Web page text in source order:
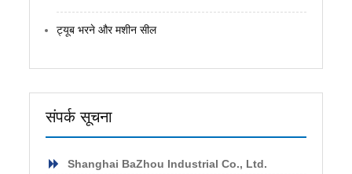
ट्यूब भरने और मशीन सील
संपर्क सूचना
Shanghai BaZhou Industrial Co., Ltd.